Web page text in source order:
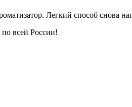
Легкий способ снова
всей России!